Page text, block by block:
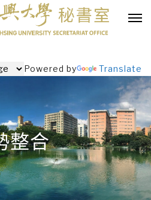
Powered by Translate
整合